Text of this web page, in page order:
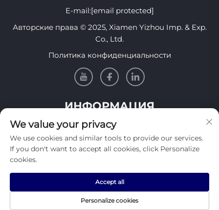
E-mail:[email protected]
Авторские права © 2025, Xiamen Yizhou Imp. & Exp.
Co., Ltd.
Политика конфиденциальности
ИНФОРМАЦИЯ
Подпишитесь, чтобы получать нашу еженедельную
рассылку
Отправить
We value your privacy
We use cookies and similar tools to provide our services.
If you don't want to accept all cookies, click Personalize
cookies.
Personalize cookies
Accept all